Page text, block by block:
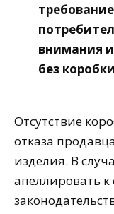
внимания
без
Отсутствие
отказа
изделия. В
апеллировать